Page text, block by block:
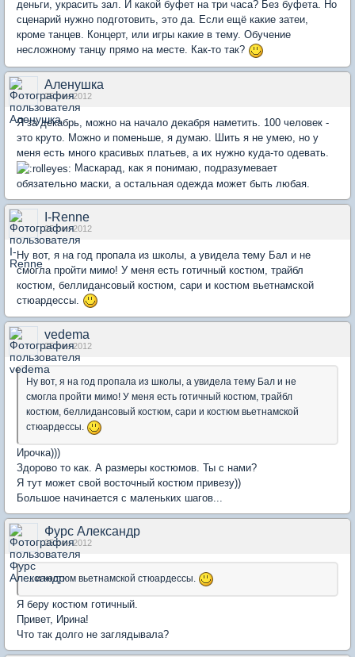
деньги, украсить зал. И какой буфет на три часа? Без буфета. Но
сценарий нужно подготовить, это да. Если ещё какие затеи,
кроме танцев. Концерт, или игры какие в тему. Обучение
несложному танцу прямо на месте. Как-то так?
Аленушка
25 сен 2012
Я за декабрь, можно на начало декабря наметить. 100 человек -
это круто. Можно и поменьше, я думаю. Шить я не умею, но у
меня есть много красивых платьев, а их нужно куда-то одевать.
Маскарад, как я понимаю, подразумевает
обязательно маски, а остальная одежда может быть любая.
I-Renne
25 сен 2012
Ну вот, я на год пропала из школы, а увидела тему Бал и не
смогла пройти мимо! У меня есть готичный костюм, трайбл
костюм, беллидансовый костюм, сари и костюм вьетнамской
стюардессы.
vedema
25 сен 2012
Ну вот, я на год пропала из школы, а увидела тему Бал и не
смогла пройти мимо! У меня есть готичный костюм, трайбл
костюм, беллидансовый костюм, сари и костюм вьетнамской
стюардессы.
Ирочка)))
Здорово то как. А размеры костюмов. Ты с нами?
Я тут может свой восточный костюм привезу))
Большое начинается с маленьких шагов...
Фурс Александр
25 сен 2012
... и костюм вьетнамской стюардессы.
Я беру костюм готичный.
Привет, Ирина!
Что так долго не заглядывала?